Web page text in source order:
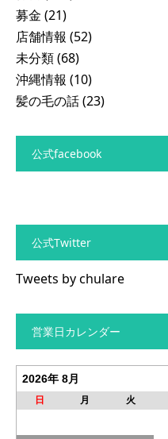
募金 (21)
店舗情報 (52)
未分類(68)
沖縄情報 (10)
髪の毛の話(23)
公式facebook
公式Twitter
Tweets by chulare
営業日カレンダー
2026年 8月
日 月 火